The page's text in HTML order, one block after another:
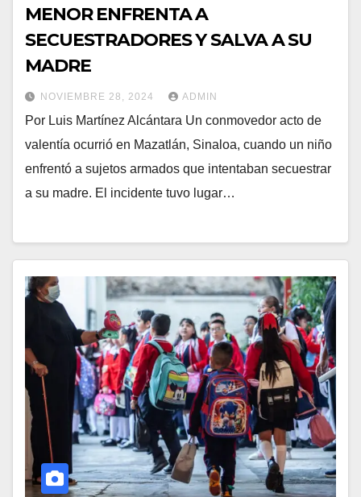
MENOR ENFRENTA A
SECUESTRADORES Y SALVA A SU
MADRE
NOVIEMBRE 28, 2024 ADMIN
Por Luis Martínez Alcántara Un conmovedor acto de
valentía ocurrió en Mazatlán, Sinaloa, cuando un niño
enfrentó a sujetos armados que intentaban secuestrar
a su madre. El incidente tuvo lugar…